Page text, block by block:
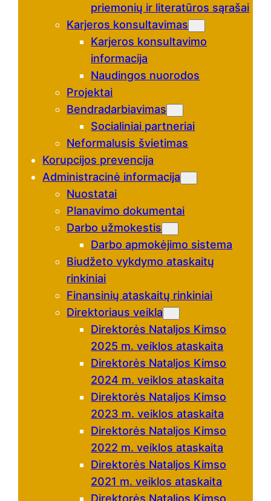
priemonių ir literatūros sąrašai
Karjeros konsultavimas
Karjeros konsultavimo
informacija
Naudingos nuorodos
Projektai
Bendradarbiavimas
Socialiniai partneriai
Neformalusis švietimas
Korupcijos prevencija
Administracinė informacija
Nuostatai
Planavimo dokumentai
Darbo užmokestis
Darbo apmokėjimo sistema
Biudžeto vykdymo ataskaitų
rinkiniai
Finansinių ataskaitų rinkiniai
Direktoriaus veikla
Direktorės Nataljos Kimso
2025 m. veiklos ataskaita
Direktorės Nataljos Kimso
2024 m. veiklos ataskaita
Direktorės Nataljos Kimso
2023 m. veiklos ataskaita
Direktorės Nataljos Kimso
2022 m. veiklos ataskaita
Direktorės Nataljos Kimso
2021 m. veiklos ataskaita
Direktorės Nataljos Kimso